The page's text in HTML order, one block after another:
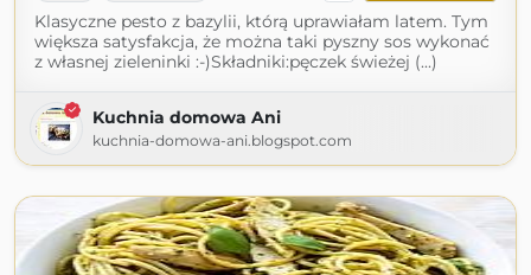
Klasyczne pesto z bazylii, którą uprawiałam latem. Tym
większa satysfakcja, że można taki pyszny sos wykonać
z własnej zieleninki :-)Składniki:pęczek świeżej (...)
Kuchnia domowa Ani
kuchnia-domowa-ani.blogspot.com